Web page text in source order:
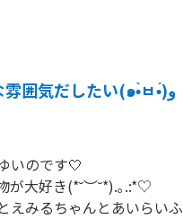
お嬢様みたいな雰囲気だしたい(๑•̀ㅂ•́)و
いのです🤍
が大好き(*˘︶˘*).｡.:*♡
えみるちゃんとあいらい